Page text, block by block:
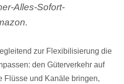
Alles-Sofort-
zur Flexibilisierung die
den Güterverkehr auf
Flüsse und Kanäle bringen,